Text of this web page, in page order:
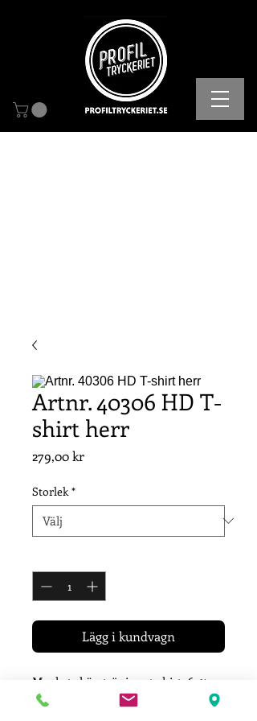
Artnr. 40306 HD T-
shirt herr
279,00 krPris
Storlek *
Lägg i kundvagn
Mycket skön tränings t-shirt. 65%
polyester/ 35% bomull